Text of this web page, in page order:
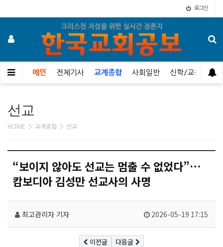
로그인
메인 전체기사 교계종합 사회일반 신학/교육 오
선교
HOME > 교계종합 > 선교
“보이지 않아도 선교는 멈출 수 없었다”…
캄보디아 김성만 선교사의 사명
최고관리자 기자 2026-05-19 17:15
이전글
다음글